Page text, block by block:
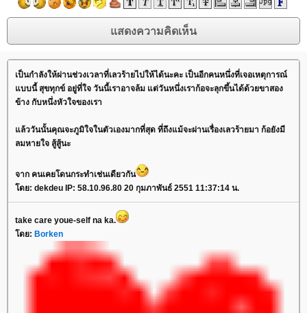
เป็นกำลังให้ผ่านช่วงเวลาที่เลวร้ายไปให้ได้นะคะ เป็นอีกคนหนึ่งที่เจอเหตุการณ์
แบบนี้ สุขทุกข์ อยู่ที่ใจ วันนี้เราอาจล้ม แต่วันหนึ่งเราก้อจะลุกขึ้นได้ด้วยขาสอง
ข้าง กับหนึ่งหัวใจของเรา
แล้ววันนั้นคุณจะภูมิใจในตัวเองมากที่สุด ที่ถึงแม้จะผ่านเรื่องเลวร้ายมา ก้อยังมี
ลมหายใจ สู้สู้นะ
จาก คนเคยโดนกระทำเช่นเดียวกัน
โดย: dekdeu IP: 58.10.96.80 20 กุมภาพันธ์ 2551 11:37:14 น.
take care youe-self na ka.
โดย: Borken